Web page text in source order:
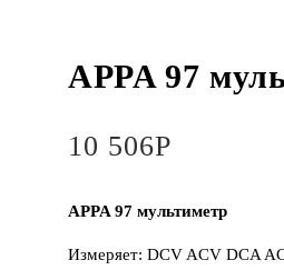
APPA 97
10 506Р
APPA 97 мультиметр
Измеряет: DCV ACV DCA